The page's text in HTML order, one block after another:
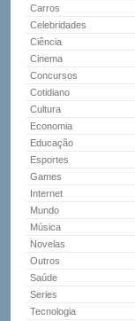
Carros
Celebridades
Ciência
Cinema
Concursos
Cotidiano
Cultura
Economia
Educação
Esportes
Games
Internet
Mundo
Música
Novelas
Outros
Saúde
Series
Tecnologia